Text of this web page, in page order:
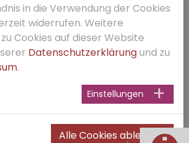
in die Verwendung der Cookies
widerrufen. Weitere
Cookies auf dieser Website
Datenschutzerklärungund zu
.
Einstellungen
Alle Cookies ablehnen